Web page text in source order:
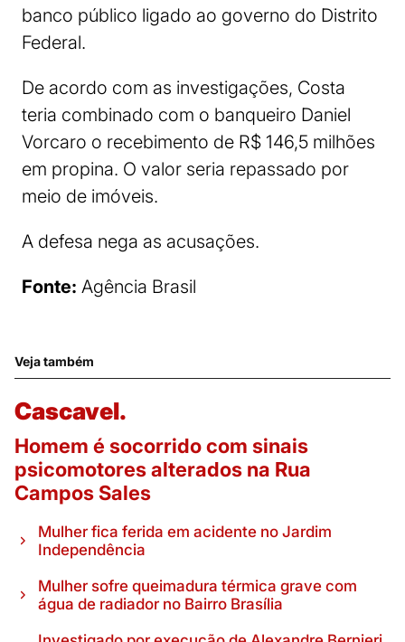
banco público ligado ao governo do Distrito
Federal.
De acordo com as investigações, Costa
teria combinado com o banqueiro Daniel
Vorcaro o recebimento de R$ 146,5 milhões
em propina. O valor seria repassado por
meio de imóveis.
A defesa nega as acusações.
Fonte: Agência Brasil
Veja também
Cascavel.
Homem é socorrido com sinais
psicomotores alterados na Rua
Campos Sales
Mulher fica ferida em acidente no Jardim
Independência
Mulher sofre queimadura térmica grave com
água de radiador no Bairro Brasília